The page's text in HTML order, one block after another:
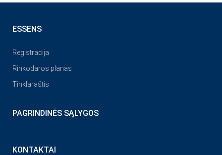
ESSENS
Registracija
Rinkodaros planas
Tinklaraštis
PAGRINDINĖS SĄLYGOS
KONTAKTAI